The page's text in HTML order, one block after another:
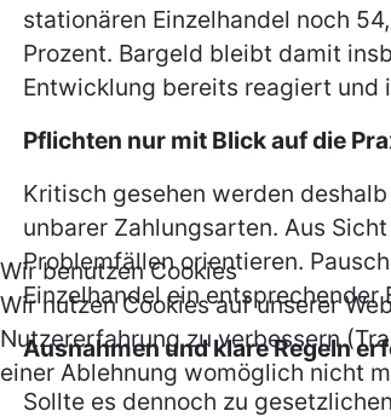
stationären Einzelhandel noch
Prozent. Bargeld bleibt damit
Entwicklung bereits reagiert und
Pflichten nur mit Blick auf die
Kritisch gesehen werden
unbarer Zahlungsarten. Aus
Problemfällen orientieren.
Einzelhandel ein entsprechender
Ausnahmen und klare Regeln
Sollte es dennoch zu
Wir benutzen Cookies
Wir nutzen Cookies auf unserer
Nutzererfahrung zu verbessern
einer Ablehnung womöglich nicht